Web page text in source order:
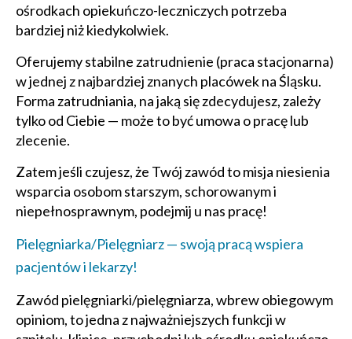
ośrodkach opiekuńczo-leczniczych potrzeba
bardziej niż kiedykolwiek.
Oferujemy stabilne zatrudnienie (praca stacjonarna)
w jednej z najbardziej znanych placówek na Śląsku.
Forma zatrudniania, na jaką się zdecydujesz, zależy
tylko od Ciebie — może to być umowa o pracę lub
zlecenie.
Zatem jeśli czujesz, że Twój zawód to misja niesienia
wsparcia osobom starszym, schorowanym i
niepełnosprawnym, podejmij u nas pracę!
Pielęgniarka/Pielęgniarz — swoją pracą wspiera
pacjentów i lekarzy!
Zawód pielęgniarki/pielęgniarza, wbrew obiegowym
opiniom, to jedna z najważniejszych funkcji w